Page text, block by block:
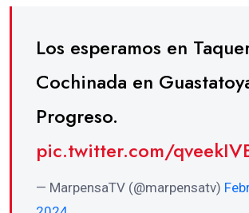
Los esperamos en
Cochinada en
Progreso.
pic.twitter.com/
— MarpensaTV (@marpensatv)